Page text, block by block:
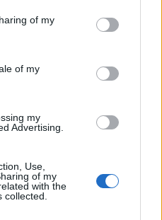
behaviour. You may click to
and its third-party tags to
purposes in below Google
of my
of my
my
Advertising.
Use,
of my
with the
60 ευρώ με κάρτα ή 45
30 πριν χωρίς κάρτα
κάρτα, ή 55 ευρώ σε ΙΒΑΝ
χωρίς κάρτα και 40 ευρώ
σε 44 λεπτά το λίτρο